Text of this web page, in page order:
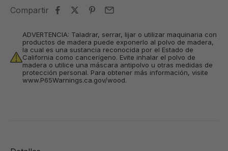
Compartir
ADVERTENCIA: Taladrar, serrar, lijar o utilizar maquinaria con
productos de madera puede exponerlo al polvo de madera,
la cual es una sustancia reconocida por el Estado de
California como cancerígeno. Evite inhalar el polvo de
madera o utilice una máscara antipolvo u otras medidas de
protección personal. Para obtener más información, visite
www.P65Warnings.ca.gov/wood.